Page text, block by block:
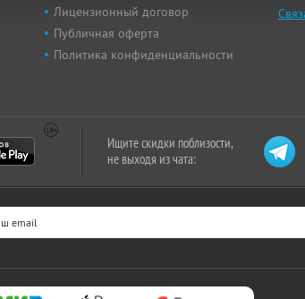
Лицензионный договор
Публичная оферта
Политика конфиденциальности
Ищите скидки поблизости,
не выходя из чата: